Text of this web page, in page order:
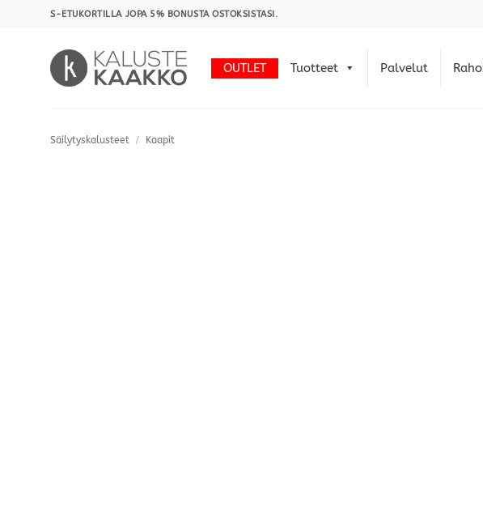
S-ETUKORTILLA JOPA 5% BONUSTA OSTOKSISTASI.
OUTLET Tuotteet Palvelut
Säilytyskalusteet / Kaapit